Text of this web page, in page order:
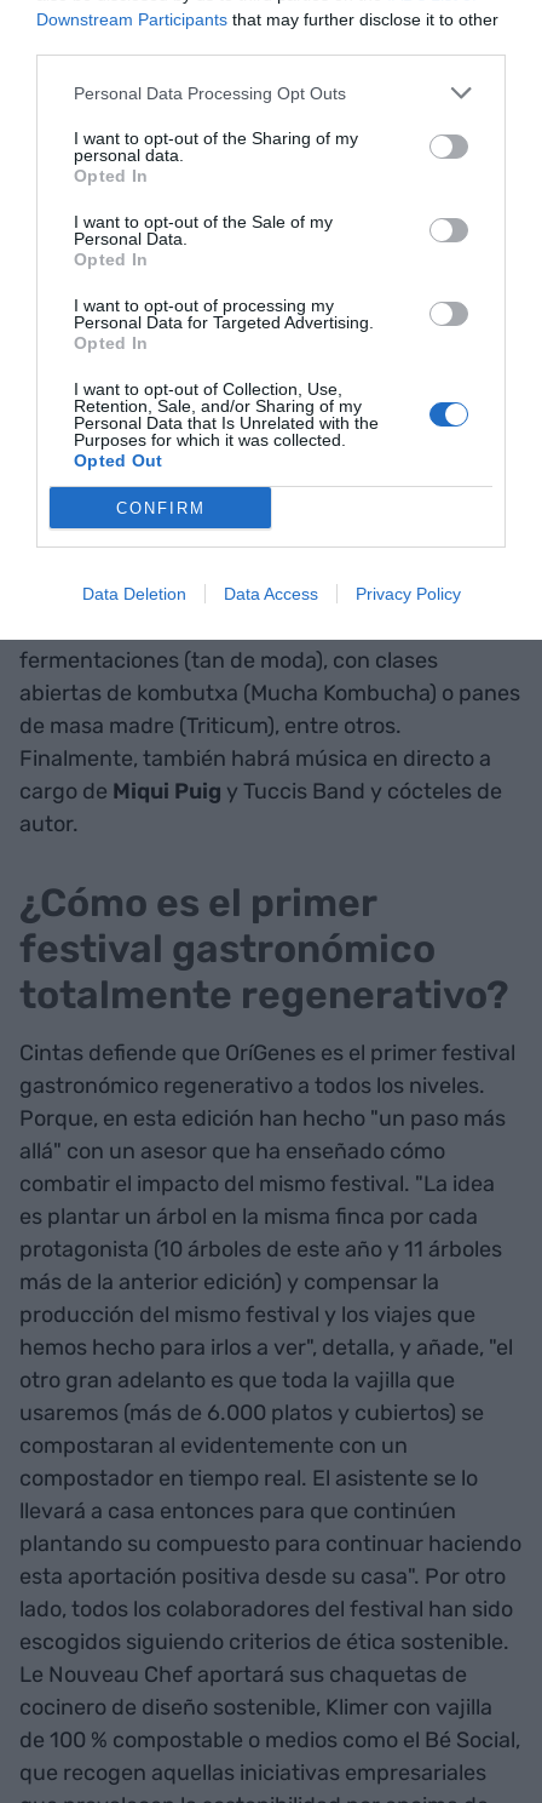
Downstream Participants that may further disclose it to other
Personal Data Processing Opt Outs
I want to opt-out of the Sharing of my
personal data.
Opted In
I want to opt-out of the Sale of my
Personal Data.
Opted In
I want to opt-out of processing my
Personal Data for Targeted Advertising.
Opted In
I want to opt-out of Collection, Use,
Retention, Sale, and/or Sharing of my
Personal Data that Is Unrelated with the
Purposes for which it was collected.
Opted Out
CONFIRM
Data Deletion Data Access Privacy Policy
Quim Villa(Vila Viniteca), aporta una selección de
que será servida en las copas de Euroselecció
Riedel.
Salmón presentado a la última edición de Orígenes |
Además, habrá talleres de creativos innovadores,
fermentaciones (tan de moda), con clases
abiertas de kombutxa (Mucha Kombucha) o panes
de masa madre (Triticum), entre otros.
Finalmente, también habrá música en directo a
cargo de Miqui Puig y Tuccis Band y cócteles de
autor.
¿Cómo es el primer
festival gastronómico
totalmente regenerativo?
Cintas defiende que OríGenes es el primer festival
gastronómico regenerativo a todos los niveles.
Porque, en esta edición han hecho "un paso más
allá" con un asesor que ha enseñado cómo
combatir el impacto del mismo festival. "La idea
es plantar un árbol en la misma finca por cada
protagonista (10 árboles de este año y 11 árboles
más de la anterior edición) y compensar la
producción del mismo festival y los viajes que
hemos hecho para irlos a ver", detalla, y añade, "el
otro gran adelanto es que toda la vajilla que
usaremos (más de 6.000 platos y cubiertos) se
compostaran al evidentemente con un
compostador en tiempo real. El asistente se lo
llevará a casa entonces para que continúen
plantando su compuesto para continuar haciendo
esta aportación positiva desde su casa". Por otro
lado, todos los colaboradores del festival han sido
escogidos siguiendo criterios de ética sostenible.
Le Nouveau Chef aportará sus chaquetas de
cocinero de diseño sostenible, Klimer con vajilla
de 100 % compostable o medios como el Bé Social,
que recogen aquellas iniciativas empresariales